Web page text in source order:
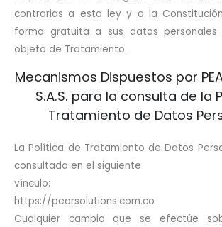
contrarias a esta ley y a la
forma gratuita a sus datos personales
objeto de Tratamiento.
Mecanismos Dispuestos por
S.A.S. para la consulta de la
Tratamiento de Datos
La Política de Tratamiento de Datos
consultada en el siguiente
vínculo:
https://pearsolutions.com.co
Cualquier cambio que se efectúe